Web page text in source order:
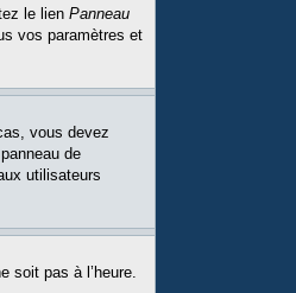
le lien Panneau
vos paramètres et
vous devez
de
utilisateurs
soit pas à l’heure.